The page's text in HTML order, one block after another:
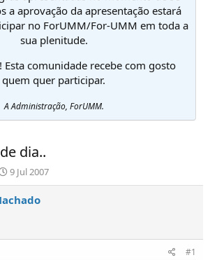
a aprovação da apresentação estará
no ForUMM/For-UMM em toda a
sua plenitude.
Esta comunidade recebe com gosto
quem quer participar.
A Administração, ForUMM.
dia..
D
a
t
9 Jul 2007
#1